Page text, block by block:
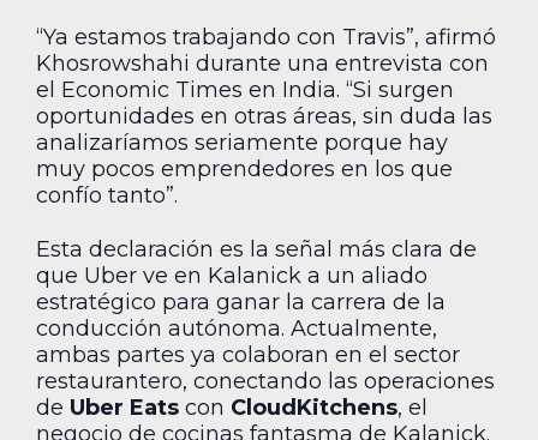
“Ya estamos trabajando con Travis”, afirmó
Khosrowshahi durante una entrevista con
el Economic Times en India. “Si surgen
oportunidades en otras áreas, sin duda las
analizaríamos seriamente porque hay
muy pocos emprendedores en los que
confío tanto”.
Esta declaración es la señal más clara de
que Uber ve en Kalanick a un aliado
estratégico para ganar la carrera de la
conducción autónoma. Actualmente,
ambas partes ya colaboran en el sector
restaurantero, conectando las operaciones
de Uber Eats con CloudKitchens, el
negocio de cocinas fantasma de Kalanick.